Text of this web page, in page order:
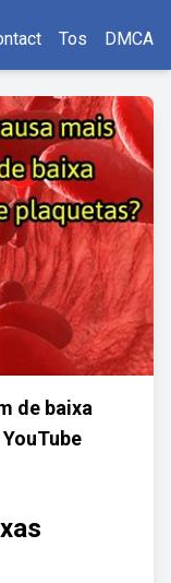
Tos DMCA
de baixa